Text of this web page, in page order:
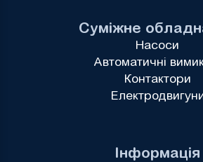
Інформація
Суміжне
Насоси
Автоматичні
Контактори